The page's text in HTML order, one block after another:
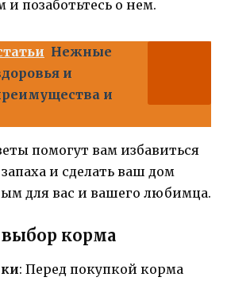
позаботьтесь о нем.
Нежные
и
и
помогут вам избавиться
и сделать ваш дом
для вас и вашего любимца.
корма
: Перед покупкой корма